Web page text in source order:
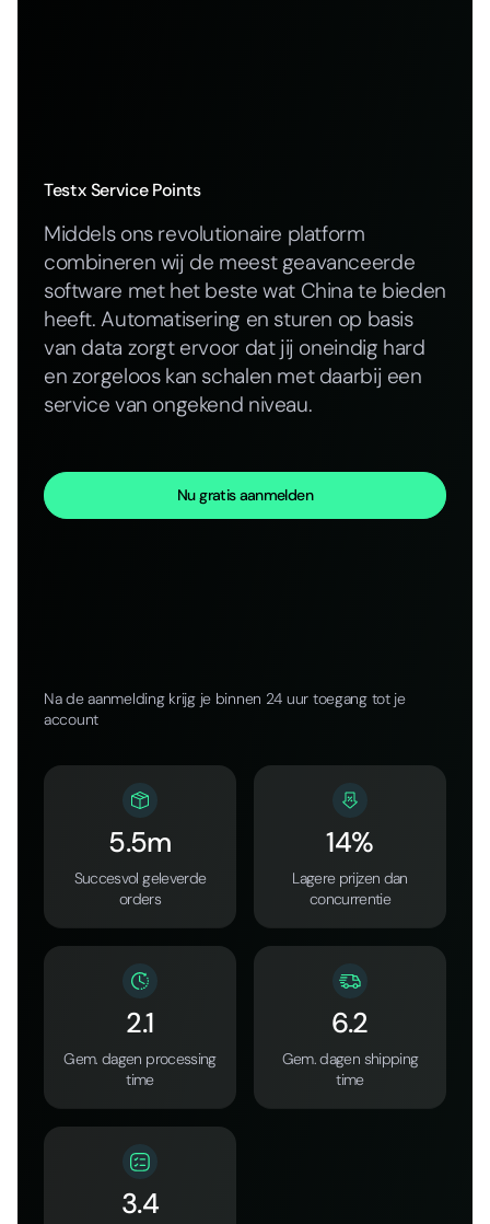
Testx Service Points
Middels ons revolutionaire platform
combineren wij de meest geavanceerde
software met het beste wat China te bieden
heeft. Automatisering en sturen op basis
van data zorgt ervoor dat jij oneindig hard
en zorgeloos kan schalen met daarbij een
service van ongekend niveau.
Nu gratis aanmelden
Na de aanmelding krijg je binnen 24 uur toegang tot je
account
5.5m
Succesvol geleverde
orders
14%
Lagere prijzen dan
concurrentie
2.1
Gem. dagen processing
time
6.2
Gem. dagen shipping
time
3.4